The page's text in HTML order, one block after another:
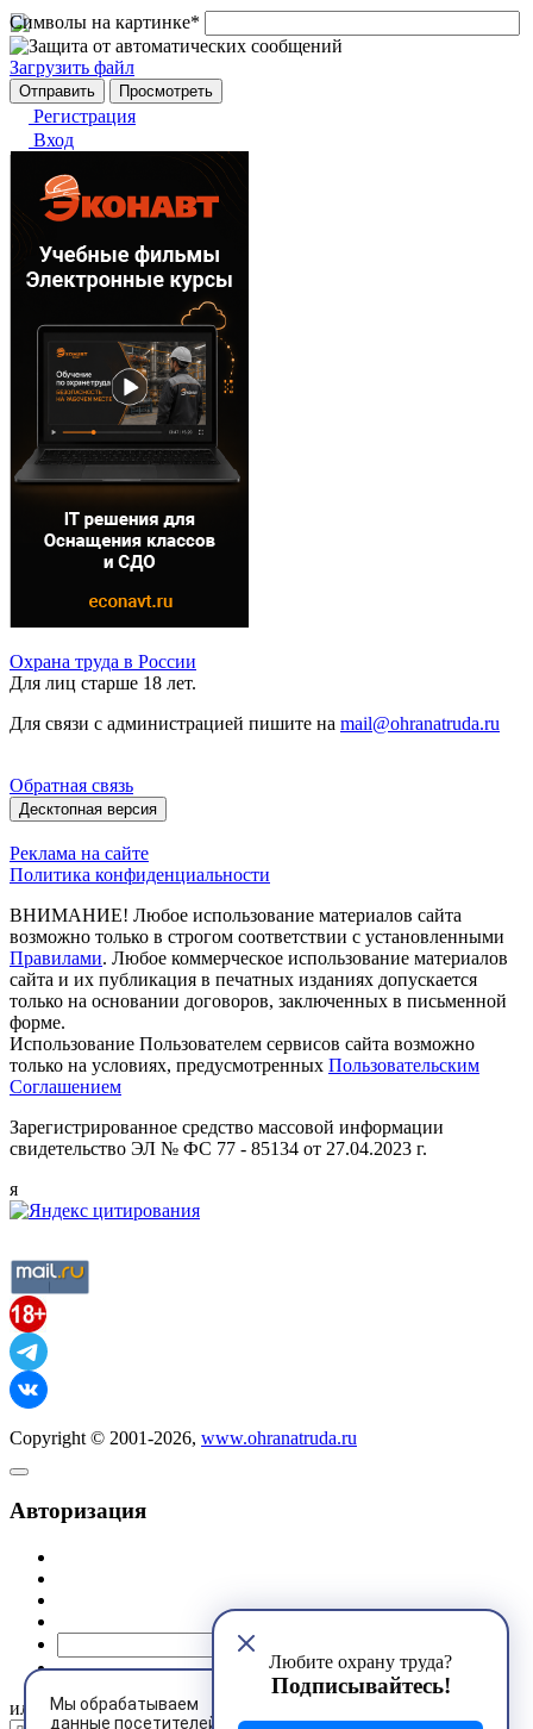
Символы на картинке*
Загрузить файл
Регистрация
Вход
Мы обрабатываем
данные посетителей
Любите охрану труда?
Подписывайтесь!
Охрана труда в России
Для лиц старше 18 лет.
Для связи с администрацией пишите на mail@ohranatruda.ru
Обратная связь
Десктопная версия
Реклама на сайте
Политика конфиденциальности
ВНИМАНИЕ! Любое использование материалов сайта
возможно только в строгом соответствии с установленными
Правилами. Любое коммерческое использование материалов
сайта и их публикация в печатных изданиях допускается
только на основании договоров, заключенных в письменной
форме.
Использование Пользователем сервисов сайта возможно
только на условиях, предусмотренных Пользовательским
Соглашением
Зарегистрированное средство массовой информации
свидетельство ЭЛ № ФС 77 - 85134 от 27.04.2023 г.
я
Copyright © 2001-2026, www.ohranatruda.ru
Авторизация
или